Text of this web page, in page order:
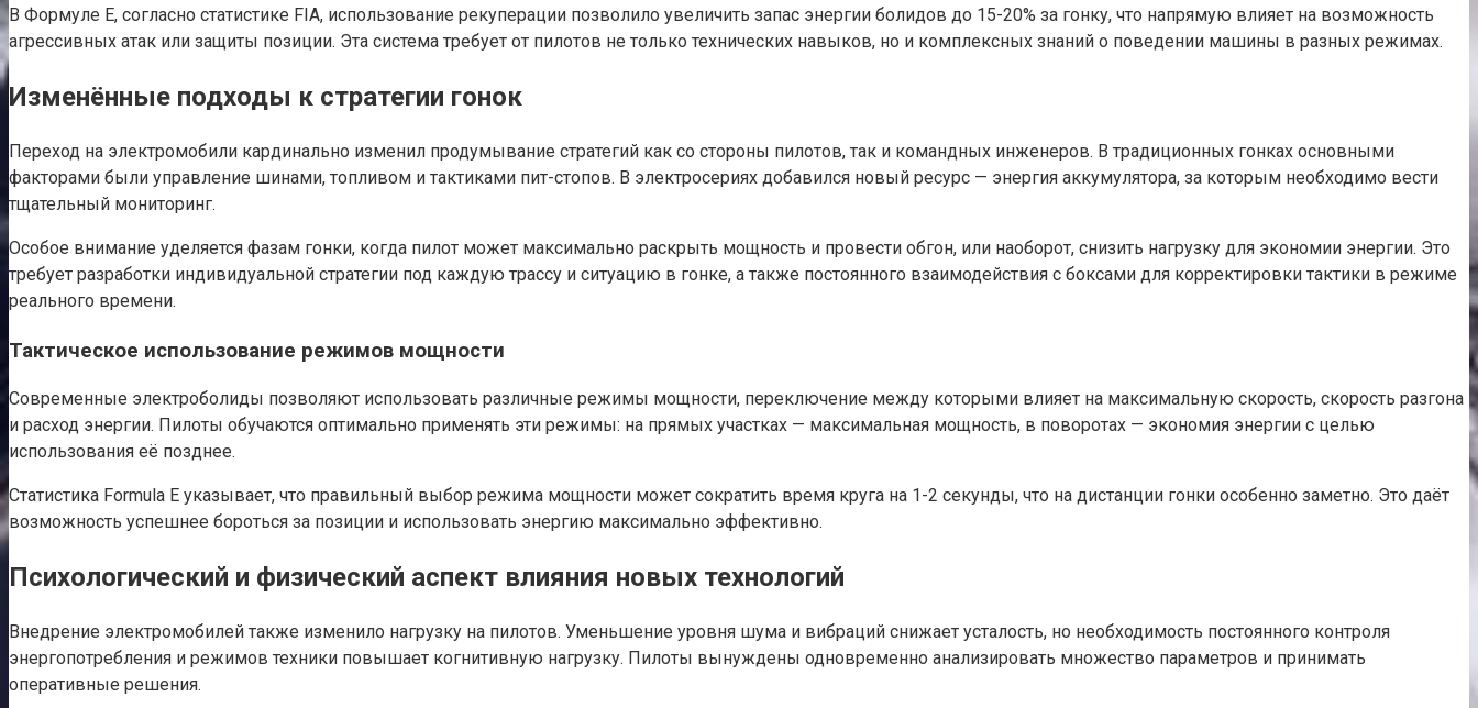
В Формуле E, согласно статистике FIA, использование рекуперации позволило увеличить запас энергии болидов до 15-20% за гонку, что напрямую влияет на возможность
агрессивных атак или защиты позиции. Эта система требует от пилотов не только технических навыков, но и комплексных знаний о поведении машины в разных режимах.
Изменённые подходы к стратегии гонок
Переход на электромобили кардинально изменил продумывание стратегий как со стороны пилотов, так и командных инженеров. В традиционных гонках основными
факторами были управление шинами, топливом и тактиками пит-стопов. В электросериях добавился новый ресурс — энергия аккумулятора, за которым необходимо вести
тщательный мониторинг.
Особое внимание уделяется фазам гонки, когда пилот может максимально раскрыть мощность и провести обгон, или наоборот, снизить нагрузку для экономии энергии. Это
требует разработки индивидуальной стратегии под каждую трассу и ситуацию в гонке, а также постоянного взаимодействия с боксами для корректировки тактики в режиме
реального времени.
Тактическое использование режимов мощности
Современные электроболиды позволяют использовать различные режимы мощности, переключение между которыми влияет на максимальную скорость, скорость разгона
и расход энергии. Пилоты обучаются оптимально применять эти режимы: на прямых участках — максимальная мощность, в поворотах — экономия энергии с целью
использования её позднее.
Статистика Formula E указывает, что правильный выбор режима мощности может сократить время круга на 1-2 секунды, что на дистанции гонки особенно заметно. Это даёт
возможность успешнее бороться за позиции и использовать энергию максимально эффективно.
Психологический и физический аспект влияния новых технологий
Внедрение электромобилей также изменило нагрузку на пилотов. Уменьшение уровня шума и вибраций снижает усталость, но необходимость постоянного контроля
энергопотребления и режимов техники повышает когнитивную нагрузку. Пилоты вынуждены одновременно анализировать множество параметров и принимать
оперативные решения.